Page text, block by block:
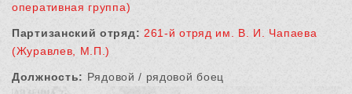
оперативная группа)
Партизанский отряд: 261-й отряд им. В. И. Чапаева
(Журавлев, М.П.)
Должность: Рядовой / рядовой боец